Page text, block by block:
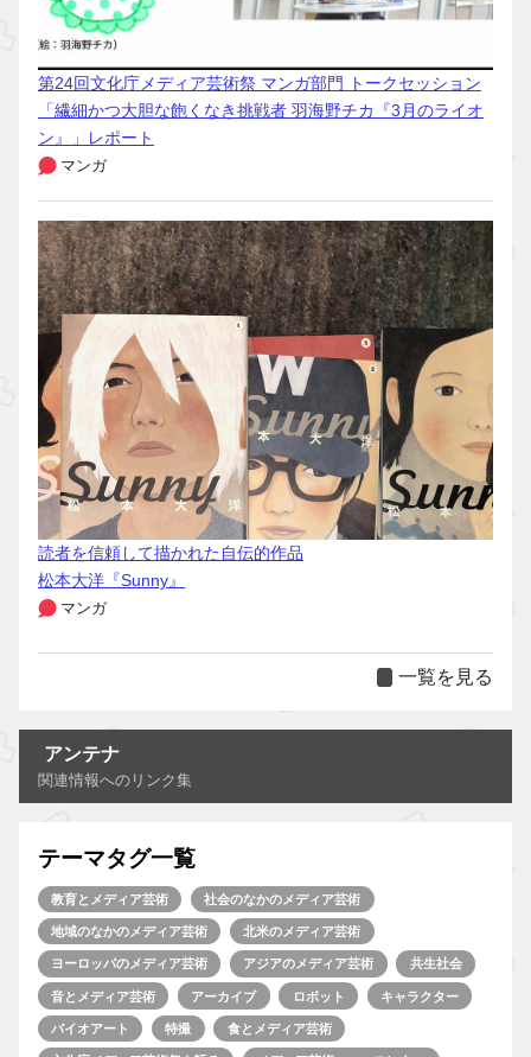
第24回文化庁メディア芸術祭 マンガ部門 トークセッション
「繊細かつ大胆な飽くなき挑戦者 羽海野チカ『3月のライオ
ン』」レポート
マンガ
読者を信頼して描かれた自伝的作品
松本大洋『Sunny』
マンガ
一覧を見る
アンテナ
関連情報へのリンク集
テーマタグ一覧
教育とメディア芸術 社会のなかのメディア芸術
地域のなかのメディア芸術 北米のメディア芸術
ヨーロッパのメディア芸術 アジアのメディア芸術 共生社会
音とメディア芸術 アーカイブ ロボット キャラクター
バイオアート 特撮 食とメディア芸術